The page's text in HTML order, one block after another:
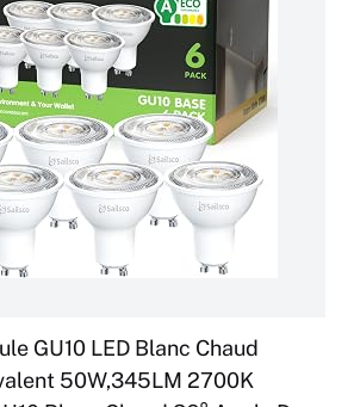
GU10 LED Blanc Chaud
50W,345LM 2700K